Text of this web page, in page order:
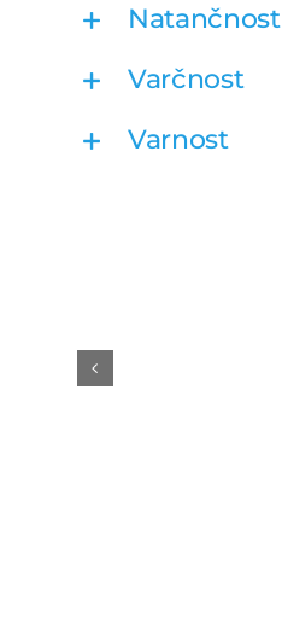
Natančnost
Varčnost
Varnost